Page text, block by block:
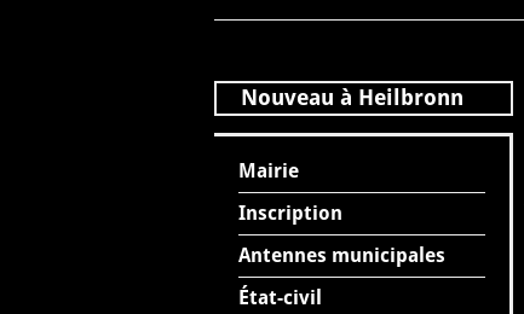
Nouveau à Heilbronn
Mairie
Inscription
Antennes municipales
État-civil